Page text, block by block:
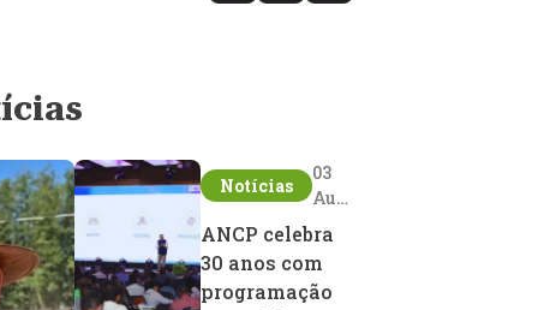
Notícias
03
Aug
ANCP celebra
30 anos com
programação